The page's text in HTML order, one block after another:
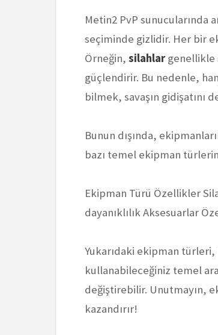
Metin2 PvP sunucularında
seçiminde gizlidir. Her bir
Örneğin, silahlargenellikle
güçlendirir. Bu nedenle,
bilmek, savaşın gidişatını
Bunun dışında,
bazı temel ekipman
Ekipman Türü Özellikler
dayanıklılık Aksesuarlar
Yukarıdaki ekipman
kullanabileceğiniz temel
değiştirebilir. Unutmayın,
kazandırır!